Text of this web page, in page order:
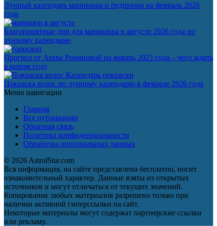
Лунный календарь маникюра и педикюра на февраль 2026
года
Благоприятные дни для маникюра в августе 2026 года по
лунному календарю
Прогноз от Анны Романовой на январь 2023 года – чего ждать
в новом году
Календарь покраски
Покраска волос по лунному календарю в феврале 2026 года
Меню навигации
Главная
Все публикации
Обратная связь
Политика конфиденциальности
Обработка персональных данных
© 2026 AstrolStar.com
Вся информация, на сайте представлена бесплатно, носит
ознакомительный характер. Данные взяты из открытых
источников и могут отличаться от текущих значений.
Копирование любых материалов разрешено только при
наличии активной гиперссылки на сайт.
Некоторые материалы могут содержат партнерские ссылки
или рекламу.